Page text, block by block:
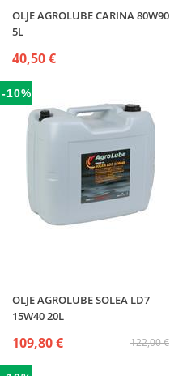
OLJE AGROLUBE CARINA 80W90
5L
40,50 €
-10%
OLJE AGROLUBE SOLEA LD7
15W40 20L
122,00 €
109,80 €